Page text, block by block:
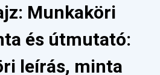
Munkaköri
és útmutató:
leírás, minta